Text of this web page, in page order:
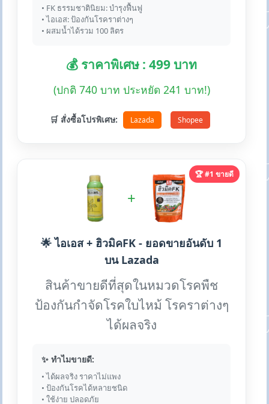
• FK ธรรมชาตินิยม: บำรุงฟื้นฟู
• ไอเอส: ป้องกันโรคราต่างๆ
• ผสมน้ำได้รวม 100 ลิตร
💰 ราคาพิเศษ : 499 บาท
(ปกติ 740 บาท ประหยัด 241 บาท!)
🛒 สั่งซื้อโปรพิเศษ: Lazada Shopee
🏆 #1 ขายดี
+
🌟 ไอเอส + ฮิวมิคFK - ยอดขายอันดับ 1
บน Lazada
สินค้าขายดีที่สุดในหมวดโรคพืช
ป้องกันกำจัดโรคใบไหม้ โรคราต่างๆ
ได้ผลจริง
✨ ทำไมขายดี:
• ได้ผลจริง ราคาไม่แพง
• ป้องกันโรคได้หลายชนิด
• ใช้ง่าย ปลอดภัย